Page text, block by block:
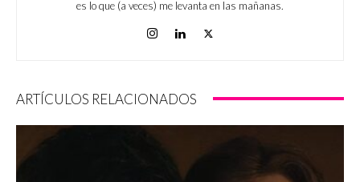
es lo que (a veces) me levanta en las mañanas.
ARTÍCULOS RELACIONADOS